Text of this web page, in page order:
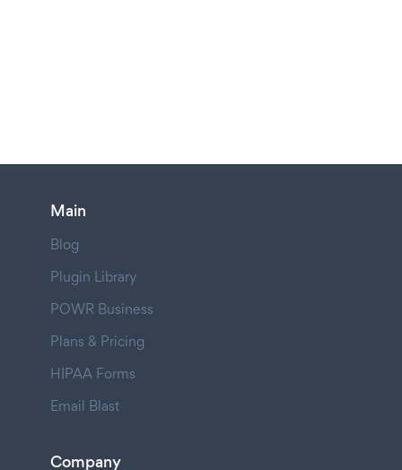
Main
Blog
Plugin Library
POWR Business
Plans & Pricing
HIPAA Forms
Email Blast
Company